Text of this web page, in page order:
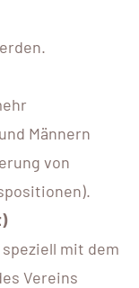
Männern
von
mit dem
Vereins